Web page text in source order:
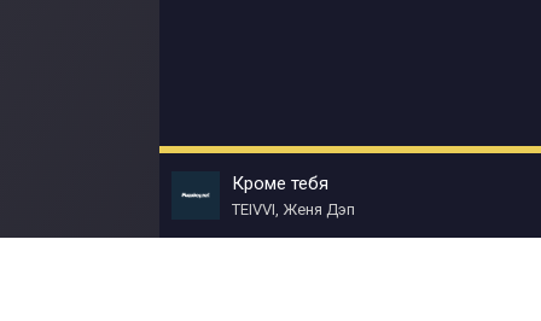
Кроме тебя
TEIVVI, Женя Дэп